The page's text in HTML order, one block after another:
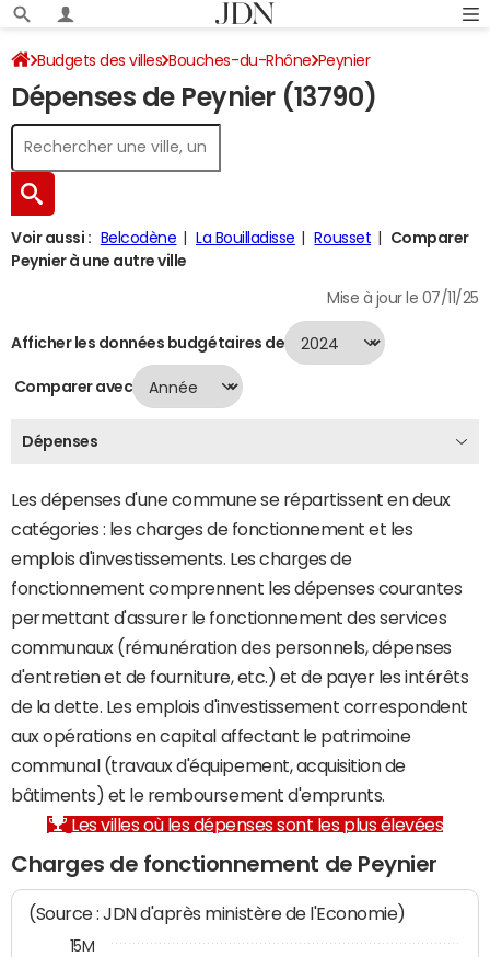
Budgets des villes Bouches-du-Rhône Peynier
Dépenses 2024
Dépenses de Peynier (13790)
Voir aussi : Belcodène La Bouilladisse Rousset
Comparer
Peynier à une autre ville
Mise à jour le 07/11/25
Afficher les données budgétaires de
Comparer avec
Dépenses
Les dépenses d'une commune se répartissent en deux
catégories : les charges de fonctionnement et les
emplois d'investissements. Les charges de
fonctionnement comprennent les dépenses courantes
permettant d'assurer le fonctionnement des services
communaux (rémunération des personnels, dépenses
d'entretien et de fourniture, etc.) et de payer les intérêts
de la dette. Les emplois d'investissement correspondent
aux opérations en capital affectant le patrimoine
communal (travaux d'équipement, acquisition de
bâtiments) et le remboursement d'emprunts.
Les villes où les dépenses sont les plus élevées
Charges de fonctionnement de Peynier
(Source : JDN d'après ministère de l'Economie)
15M